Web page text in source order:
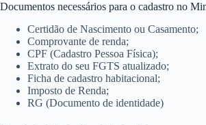
Documentos necessários para o cadastro no
Certidão de Nascimento ou Casamento;
Comprovante de renda;
CPF (Cadastro Pessoa Física);
Extrato do seu FGTS atualizado;
Ficha de cadastro habitacional;
Imposto de Renda;
RG (Documento de identidade)